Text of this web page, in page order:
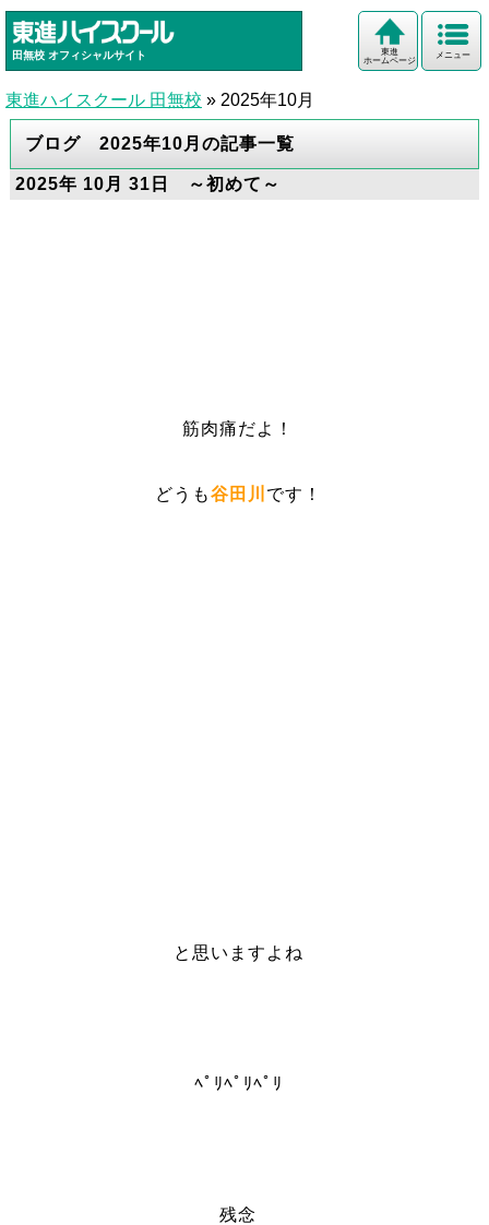
田無校 オフィシャルサイト メニュー
東進
ホームページ
東進ハイスクール 田無校 » 2025年10月
ブログ 2025年10月の記事一覧
2025年 10月 31日 ～初めて～
筋肉痛だよ！
どうも谷田川 です！
と思いますよね
ﾍﾟﾘﾍﾟﾘﾍﾟﾘ
残念